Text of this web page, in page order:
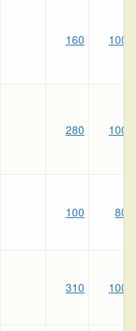
160 100
280 100
100 80
310 100